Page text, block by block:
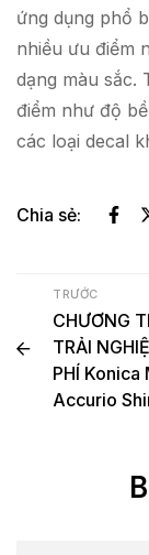
ứng dụng phổ
nhiều ưu điểm
dạng màu sắc.
điểm như độ
các loại decal
Chia sẻ:
TRƯỚC
CHƯƠNG
TRẢI
PHÍ Konica
Accurio